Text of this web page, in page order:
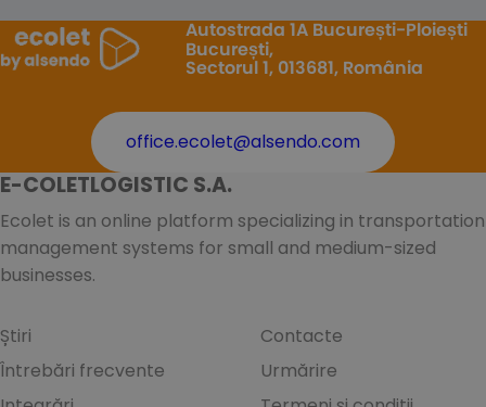
Autostrada 1A București-Ploiești
București,
Sectorul 1, 013681, România
office.ecolet@alsendo.com
E-COLETLOGISTIC S.A.
Ecolet is an online platform specializing in transportation
management systems for small and medium-sized
businesses.
Știri
Întrebări frecvente
Contacte
Urmărire